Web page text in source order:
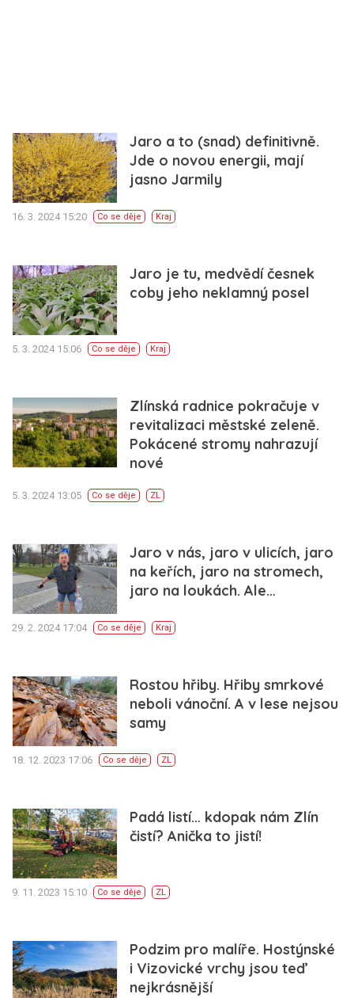
Jaro a to (snad) definitivně.
Jde o novou energii, mají
jasno Jarmily
16. 3. 2024 15:20 Co se děje Kraj
Jaro je tu, medvědí česnek
coby jeho neklamný posel
5. 3. 2024 15:06 Co se děje Kraj
Zlínská radnice pokračuje v
revitalizaci městské zeleně.
Pokácené stromy nahrazují
nové
5. 3. 2024 13:05 Co se děje ZL
Jaro v nás, jaro v ulicích, jaro
na keřích, jaro na stromech,
jaro na loukách. Ale…
29. 2. 2024 17:04 Co se děje Kraj
Rostou hřiby. Hřiby smrkové
neboli vánoční. A v lese nejsou
samy
18. 12. 2023 17:06 Co se děje ZL
Padá listí… kdopak nám Zlín
čistí? Anička to jistí!
9. 11. 2023 15:10 Co se děje ZL
Podzim pro malíře. Hostýnské
i Vizovické vrchy jsou teď
nejkrásnější